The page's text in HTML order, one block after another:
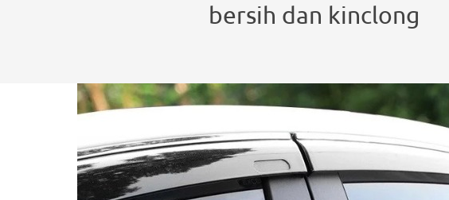
bersih dan kinclong